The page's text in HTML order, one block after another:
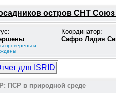
остров СНТ Союз
проверены и
Координатор:
Сафро Лидия
для ISRID
ПСР в природной среде